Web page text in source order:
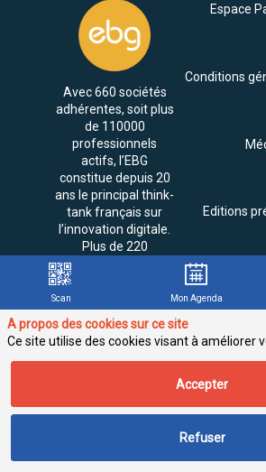
Avec 660 sociétés
adhérentes, soit plus
de 110000
professionnels
actifs, l’EBG
constitue depuis 20
ans le principal think-
tank français sur
l’innovation digitale.
Plus de 220
événements et 25
réalisés chaque
année.
Espace
Conditions
Editions
Scan Mon Agenda
A propos des cookies sur ce site
Ce site utilise des cookies visant à améliorer
Accepter
Refuser